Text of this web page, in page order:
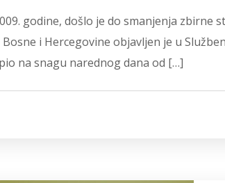
godine, došlo je do smanjenja zbirne
i Hercegovine objavljen je u
na snagu narednog dana od […]